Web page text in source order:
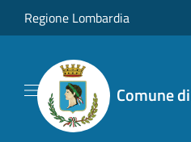
Salta al contenuto principale
Regione Lombardia
Comune